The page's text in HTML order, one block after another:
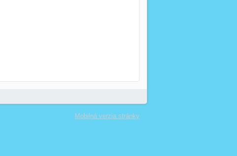
Mobilná verzia stránky